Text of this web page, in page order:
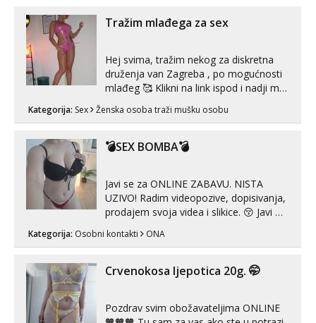
autentičnosti možeš me vidjeti na
videopozivu. 😉 S vama sam vec 5 ...
Tražim mlađega za sex
Hej svima, tražim nekog za diskretna
druženja van Zagreba , po mogućnosti
mlađeg 🥰 Klikni na link ispod i nadji me
Kategorija: Sex Ženska osoba traži mušku osobu
💣SEX BOMBA💣
Javi se za ONLINE ZABAVU. NISTA
UZIVO! Radim videopozive, dopisivanja,
prodajem svoja videa i slikice. 😚 Javi mi
Telegram. +385 91 723 0045
Kategorija: Osobni kontakti ONA
Crvenokosa ljepotica 20g. 🤭
Pozdrav svim obožavateljima ONLINE